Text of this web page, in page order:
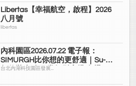
Libertas【幸福航空，啟程】2026
八月號
libertas
內科園區2026.07.22 電子報：
SIMURGH比你想的更舒適｜Su-Si
舒仕裝 都會日常輕鬆穿搭 免燙可
台北內湖科技園區發展...